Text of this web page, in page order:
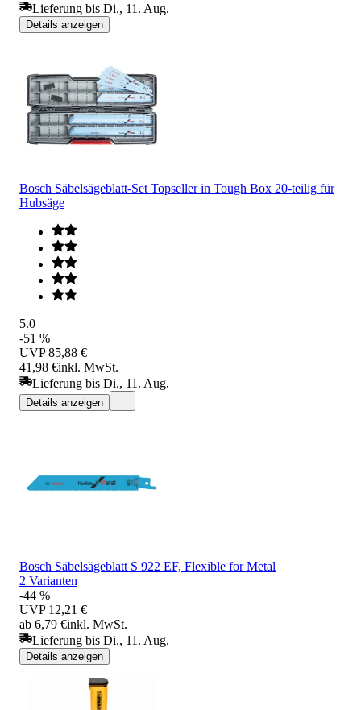
Lieferung bis Di., 11. Aug.
Details anzeigen
Bosch Säbelsägeblatt-Set Topseller in Tough Box 20-teilig für
Hubsäge
5.0
-51 %
UVP 85,88 €
41,98 €inkl. MwSt.
Lieferung bis Di., 11. Aug.
Details anzeigen
Bosch Säbelsägeblatt S 922 EF, Flexible for Metal
2 Varianten
-44 %
UVP 12,21 €
ab 6,79 €inkl. MwSt.
Lieferung bis Di., 11. Aug.
Details anzeigen